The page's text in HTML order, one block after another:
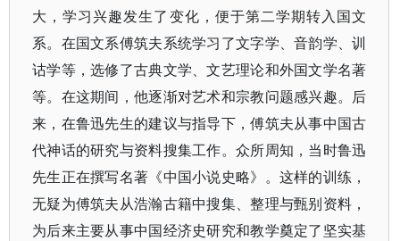
大，学习兴趣发生了变化，便于第二学期转入国文
系。在国文系傅筑夫系统学习了文字学、音韵学、训
诂学等，选修了古典文学、文艺理论和外国文学名著
等。在这期间，他逐渐对艺术和宗教问题感兴趣。后
来，在鲁迅先生的建议与指导下，傅筑夫从事中国古
代神话的研究与资料搜集工作。众所周知，当时鲁迅
先生正在撰写名著《中国小说史略》。这样的训练，
无疑为傅筑夫从浩瀚古籍中搜集、整理与甄别资料，
为后来主要从事中国经济史研究和教学奠定了坚实基